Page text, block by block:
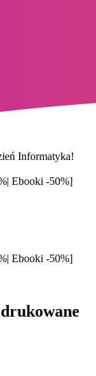
Informatyka!